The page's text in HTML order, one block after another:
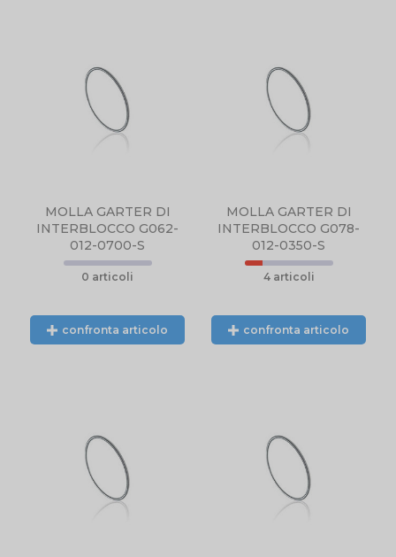
MOLLA GARTER DI
INTERBLOCCO G062-
012-0700-S
0 articoli
confronta articolo
MOLLA GARTER DI
INTERBLOCCO G078-
012-0350-S
4 articoli
confronta articolo